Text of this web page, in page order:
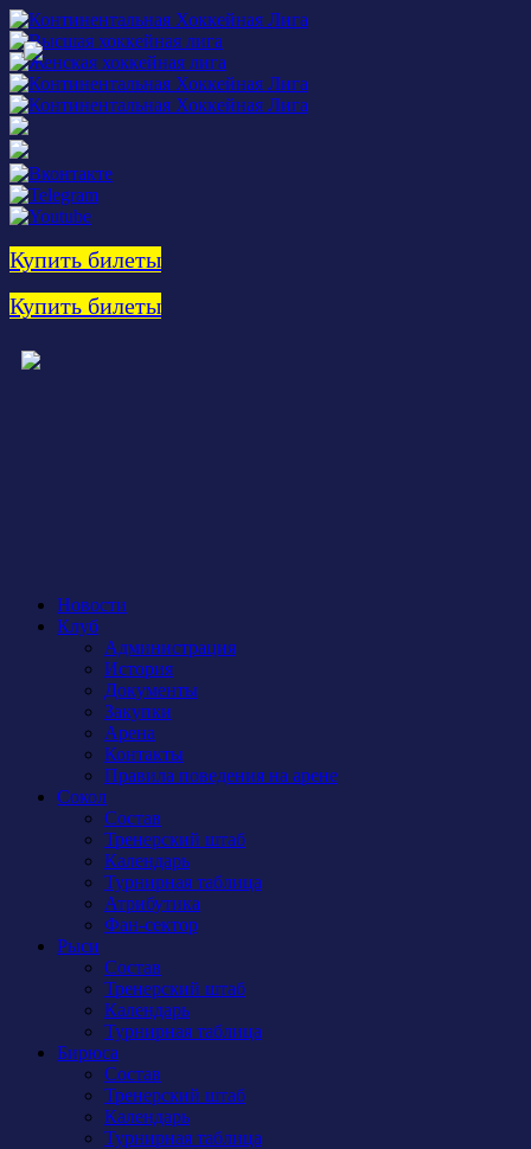
Купить билеты
Купить билеты
Новости
Клуб
Администрация
История
Документы
Закупки
Арена
Контакты
Правила поведения на арене
Сокол
Состав
Тренерский штаб
Календарь
Турнирная таблица
Атрибутика
Фан-сектор
Рыси
Состав
Тренерский штаб
Календарь
Турнирная таблица
Бирюса
Состав
Тренерский штаб
Календарь
Турнирная таблица